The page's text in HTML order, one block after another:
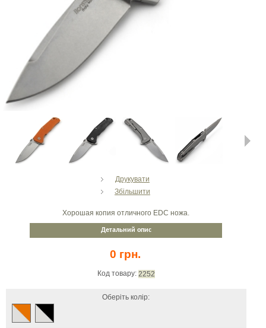
Друкувати
Збільшити
Хорошая копия отличного EDC ножа.
Детальний опис
0 грн.
Код товару: 2252
Оберіть колір: